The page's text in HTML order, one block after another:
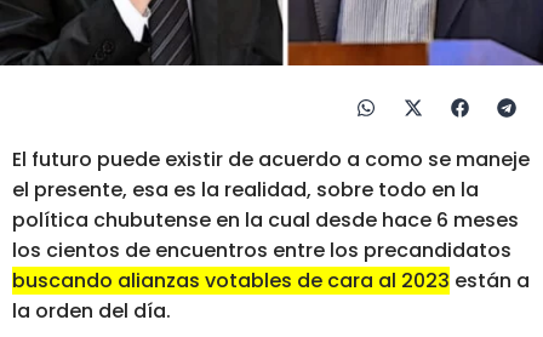
El futuro puede existir de acuerdo a como se maneje
el presente, esa es la realidad, sobre todo en la
política chubutense en la cual desde hace 6 meses
los cientos de encuentros entre los precandidatos
buscando alianzas votables de cara al 2023 están a
la orden del día.